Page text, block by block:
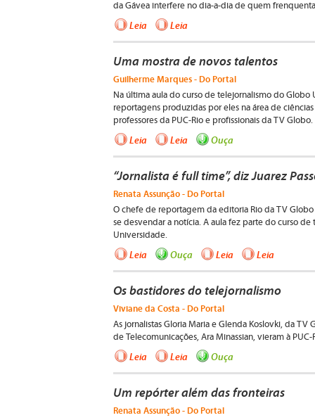
da Gávea interfere no dia-a-dia de quem
Leia Leia
Uma mostra de novos talentos
Guilherme Marques - Do Portal
Na última aula do curso de telejornalismo do Globo
reportagens produzidas por eles na área de
professores da PUC-Rio e profissionais da TV Globo.
Leia Leia Ouça
“Jornalista é full time”, diz Juarez
Renata Assunção - Do Portal
O chefe de reportagem da editoria Rio da TV Globo
se desvendar a notícia. A aula fez parte do curso
Universidade.
Leia Ouça Leia Leia
Os bastidores do telejornalismo
Viviane da Costa - Do Portal
As jornalistas Gloria Maria e Glenda Koslovki, da
de Telecomunicações, Ara Minassian, vieram à
Leia Leia Ouça
Um repórter além das fronteiras
Renata Assunção - Do Portal